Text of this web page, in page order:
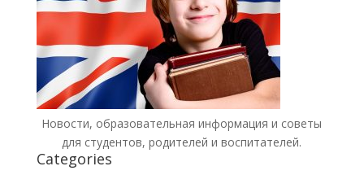
Новости, образовательная информация и советы
для студентов, родителей и воспитателей.
Categories